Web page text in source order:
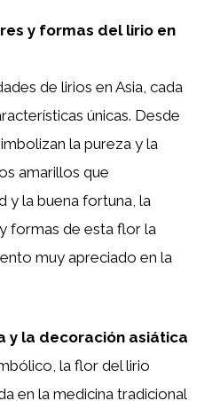
y formas del lirio en
de lirios en Asia, cada
únicas. Desde
la pureza y la
amarillos que
y la buena fortuna, la
formas de esta flor la
muy apreciado en la
y la decoración asiática
la flor del lirio
en la medicina tradicional